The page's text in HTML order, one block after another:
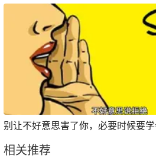
别让不好意思害了你，必要时候要学
相关推荐